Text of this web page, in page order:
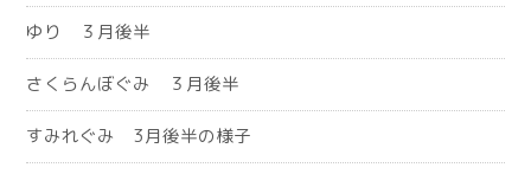
ゆり ３月後半
さくらんぼぐみ ３月後半
すみれぐみ 3月後半の様子